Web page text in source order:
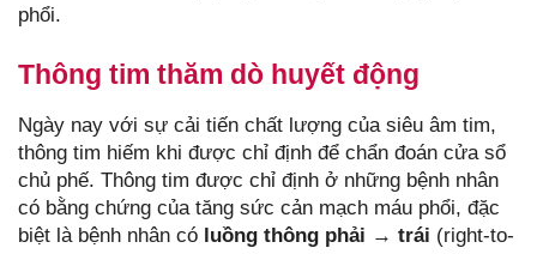
phổi.
Thông tim thăm dò huyết động
Ngày nay với sự cải tiến chất lượng của siêu âm tim,
thông tim hiếm khi được chỉ định để chẩn đoán cửa sổ
chủ phế. Thông tim được chỉ định ở những bệnh nhân
có bằng chứng của tăng sức cản mạch máu phổi, đặc
biệt là bệnh nhân có luồng thông phải → trái (right-to-